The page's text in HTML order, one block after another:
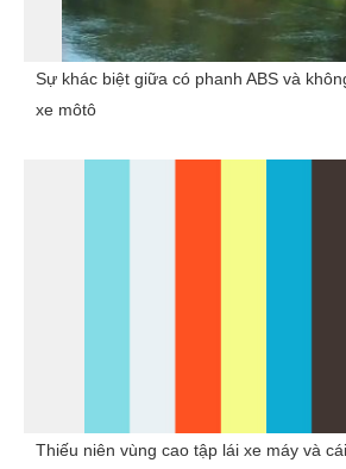
Sự khác biệt giữa có phanh ABS và
xe môtô
Thiếu niên vùng cao tập lái xe máy và